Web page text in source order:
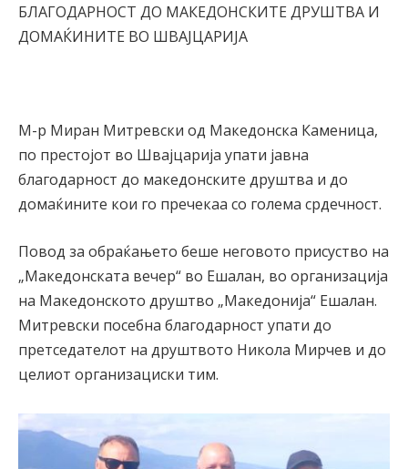
БЛАГОДАРНОСТ ДО МАКЕДОНСКИТЕ ДРУШТВА И
ДОМАЌИНИТЕ ВО ШВАЈЦАРИЈА
М-р Миран Митревски од Македонска Каменица,
по престојот во Швајцарија упати јавна
благодарност до македонските друштва и до
домаќините кои го пречекаа со голема срдечност.
Повод за обраќањето беше неговото присуство на
„Македонската вечер“ во Ешалан, во организација
на Македонското друштво „Македонија“ Ешалан.
Митревски посебна благодарност упати до
претседателот на друштвото Никола Мирчев и до
целиот организациски тим.